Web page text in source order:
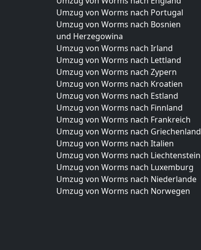
Umzug von Worms nach Portugal
Umzug von Worms nach Bosnien
und Herzegowina
Umzug von Worms nach Irland
Umzug von Worms nach Lettland
Umzug von Worms nach Zypern
Umzug von Worms nach Kroatien
Umzug von Worms nach Estland
Umzug von Worms nach Finnland
Umzug von Worms nach Frankreich
Umzug von Worms nach Griechenland
Umzug von Worms nach Italien
Umzug von Worms nach Liechtenstein
Umzug von Worms nach Luxemburg
Umzug von Worms nach Niederlande
Umzug von Worms nach Norwegen